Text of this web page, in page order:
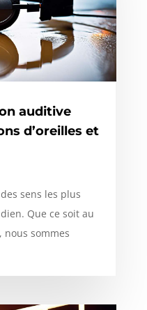
auditive
d’oreilles et
sens les plus
Que ce soit au
sommes